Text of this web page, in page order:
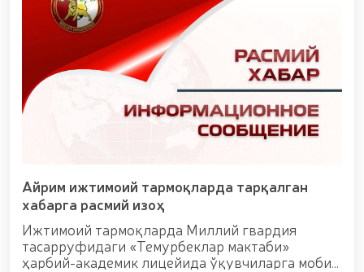
уруши қатнашчиларини рағбатлантириш
тўғрисида"ги
Айрим ижтимоий тармоқларда тарқалган
хабарга расмий изоҳ
Ижтимоий тармоқларда Миллий гвардия
тасарруфидаги «Темурбеклар мактаби»
ҳарбий-академик лицейида ўқувчиларга мобил